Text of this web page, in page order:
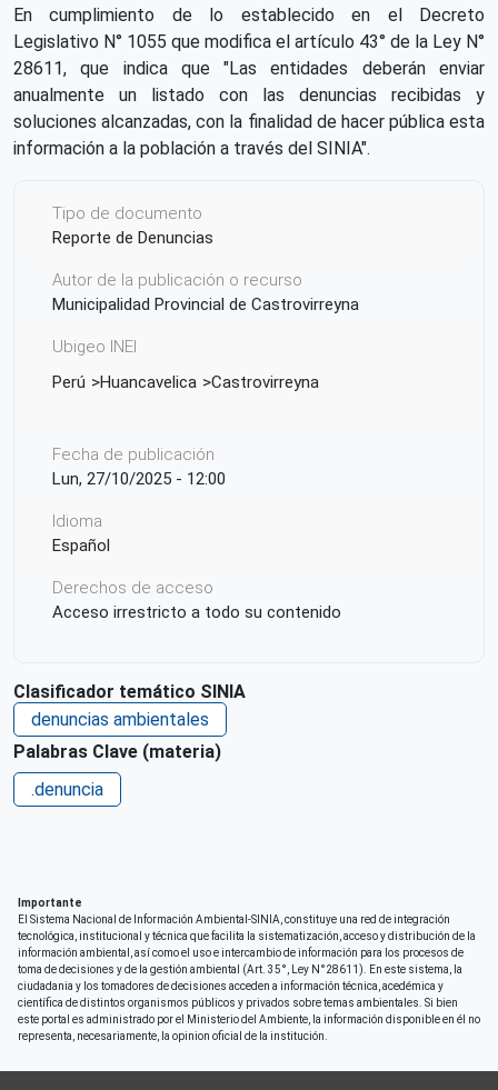
En cumplimiento de lo establecido en el Decreto
Legislativo N° 1055 que modifica el artículo 43° de la Ley N°
28611, que indica que "Las entidades deberán enviar
anualmente un listado con las denuncias recibidas y
soluciones alcanzadas, con la finalidad de hacer pública esta
información a la población a través del SINIA".
Tipo de documento
Reporte de Denuncias
Autor de la publicación o recurso
Municipalidad Provincial de Castrovirreyna
Ubigeo INEI
Perú
Huancavelica Castrovirreyna
Fecha de publicación
Lun, 27/10/2025 - 12:00
Idioma
Español
Derechos de acceso
Acceso irrestricto a todo su contenido
Clasificador temático SINIA
denuncias ambientales
Palabras Clave (materia)
.denuncia
Importante
El Sistema Nacional de Información Ambiental-SINIA, constituye una red de integración
tecnológica, institucional y técnica que facilita la sistematización, acceso y distribución de la
información ambiental, así como el uso e intercambio de información para los procesos de
toma de decisiones y de la gestión ambiental (Art. 35°, Ley N°28611). En este sistema, la
ciudadania y los tomadores de decisiones acceden a información técnica, acedémica y
científica de distintos organismos públicos y privados sobre temas ambientales. Si bien
este portal es administrado por el Ministerio del Ambiente, la información disponible en él no
representa, necesariamente, la opinion oficial de la institución.